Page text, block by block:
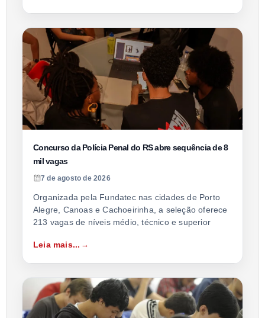
Concurso da Polícia Penal do RS abre sequência de 8
mil vagas
7 de agosto de 2026
Organizada pela Fundatec nas cidades de Porto
Alegre, Canoas e Cachoeirinha, a seleção oferece
213 vagas de níveis médio, técnico e superior
Leia mais...